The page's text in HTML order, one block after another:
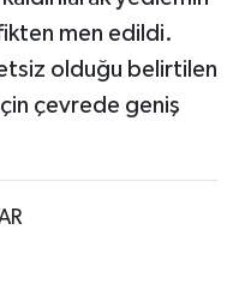
men edildi.
olduğu belirtilen
çevrede geniş